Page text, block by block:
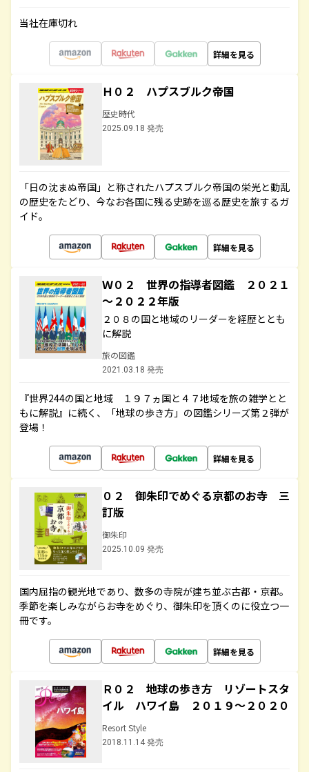
当社在庫切れ
詳細を見る
Ｈ０２ ハプスブルク帝国
歴史時代
2025.09.18 発売
「日の沈まぬ帝国」と称されたハプスブルク帝国の栄光と動乱
の歴史をたどり、今なお各国に残る史跡を巡る歴史を旅するガ
イド。
詳細を見る
Ｗ０２ 世界の指導者図鑑 ２０２１
～２０２２年版
２０８の国と地域のリーダーを経歴ととも
に解説
旅の図鑑
2021.03.18 発売
『世界244の国と地域 １９７ヵ国と４７地域を旅の雑学とと
もに解説』に続く、「地球の歩き方」の図鑑シリーズ第２弾が
登場！
詳細を見る
０２ 御朱印でめぐる京都のお寺 三
訂版
御朱印
2025.10.09 発売
国内屈指の観光地であり、数多の寺院が建ち並ぶ古都・京都。
季節を楽しみながらお寺をめぐり、御朱印を頂くのに役立つ一
冊です。
詳細を見る
Ｒ０２ 地球の歩き方 リゾートスタ
イル ハワイ島 ２０１９～２０２０
Resort Style
2018.11.14 発売